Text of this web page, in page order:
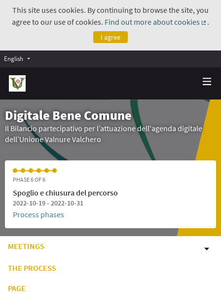
This site uses cookies. By continuing to browse the site, you
agree to our use of cookies. Find out more about cookies
.
I agree
English
Digitale Bene Comune
Il Bilancio partecipativo per l’attuazione dell'agenda digitale
dell’Unione Valnure Valchero
PHASE 6 OF 6
Spoglio e chiusura del percorso
2022-10-19 - 2022-10-31
Process phases
MEETINGS
THE PROCESS
PAGE